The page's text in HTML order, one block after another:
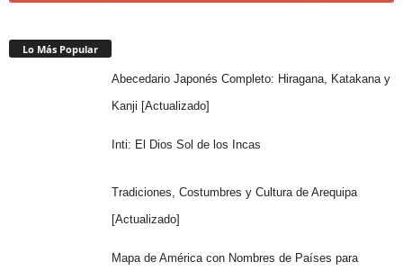
Lo Más Popular
Abecedario Japonés Completo: Hiragana, Katakana y
Kanji [Actualizado]
Inti: El Dios Sol de los Incas
Tradiciones, Costumbres y Cultura de Arequipa
[Actualizado]
Mapa de América con Nombres de Países para